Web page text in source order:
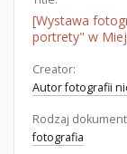
[Wystawa
portrety" w
Creator:
Autor fotografii
Rodzaj
fotografia